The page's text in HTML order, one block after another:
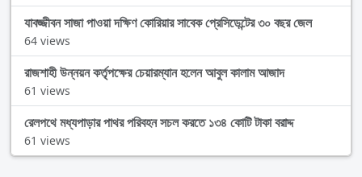
যাবজ্জীবন সাজা পাওয়া দক্ষিণ কোরিয়ার সাবেক প্রেসিডেন্টের ৩০ বছর জেল
64 views
রাজশাহী উন্নয়ন কর্তৃপক্ষের চেয়ারম্যান হলেন আবুল কালাম আজাদ
61 views
রেলপথে মধ্যপাড়ার পাথর পরিবহন সচল করতে ১৩৪ কোটি টাকা বরাদ্দ
61 views